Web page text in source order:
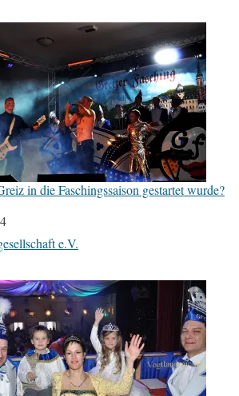
in die Faschingssaison gestartet wurde?
e.V.